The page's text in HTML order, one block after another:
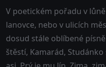
V poetickém pořadu v
lanovce, nebo v ulicích
dosud stále oblíbené
štěstí, Kamarád,